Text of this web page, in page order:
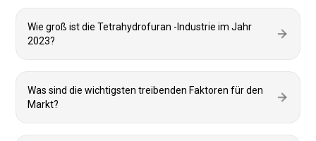
Wie groß ist die Tetrahydrofuran -Industrie im Jahr
2023?
Was sind die wichtigsten treibenden Faktoren für den
Markt?